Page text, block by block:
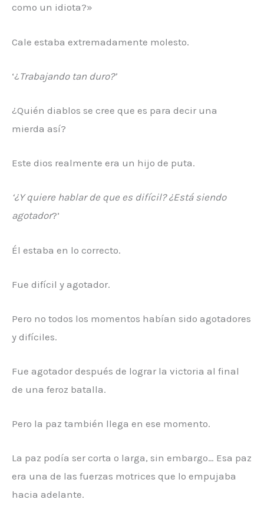
como un idiota?»
Cale estaba extremadamente molesto.
‘¿Trabajando tan duro?’
¿Quién diablos se cree que es para decir una
mierda así?
Este dios realmente era un hijo de puta.
‘¿Y quiere hablar de que es difícil? ¿Está siendo
agotador?’
Él estaba en lo correcto.
Fue difícil y agotador.
Pero no todos los momentos habían sido agotadores
y difíciles.
Fue agotador después de lograr la victoria al final
de una feroz batalla.
Pero la paz también llega en ese momento.
La paz podía ser corta o larga, sin embargo… Esa paz
era una de las fuerzas motrices que lo empujaba
hacia adelante.